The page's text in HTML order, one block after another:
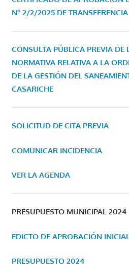
Nº 2/2/2025 DE
CONSULTA PÚBLICA PREVIA DE
NORMATIVA RELATIVA A LA
DE LA GESTIÓN DEL
CASARICHE
SOLICITUD DE CITA PREVIA
COMUNICAR INCIDENCIA
VER LA AGENDA
PRESUPUESTO MUNICIPAL 2024
EDICTO DE APROBACIÓN INICIAL
PRESUPUESTO 2024